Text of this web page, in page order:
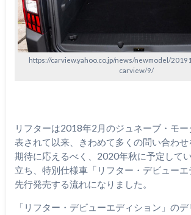
https://carview.yahoo.co.jp/news/newmodel/
carview/9/
リフターは2018年2月のジュネーブ・モ
表されて以来、きわめて多くの問い合わ
期待に応えるべく、2020年秋に予定して
立ち、特別仕様車「リフター・デビュー
先行発売する流れになりました。
「リフター・デビューエディション」の